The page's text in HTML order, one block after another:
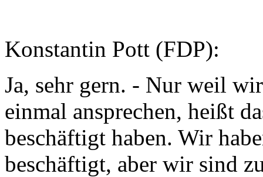
Konstantin Pott (FDP):
Ja, sehr gern. - Nur weil
einmal ansprechen, heißt
beschäftigt haben. Wir
beschäftigt, aber wir sind